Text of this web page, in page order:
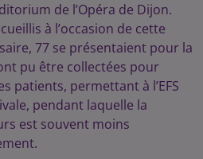
de l’Opéra de Dijon.
à l’occasion de cette
77 se présentaient pour la
pu être collectées pour
patients, permettant à l’EFS
pendant laquelle la
est souvent moins